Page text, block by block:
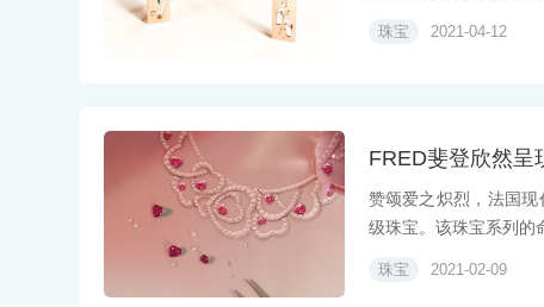
珠宝 2021-04-12
FRED斐登欣然呈
赞颂爱之炽烈，法国
级珠宝。该珠宝系列的
珠宝 2021-02-09